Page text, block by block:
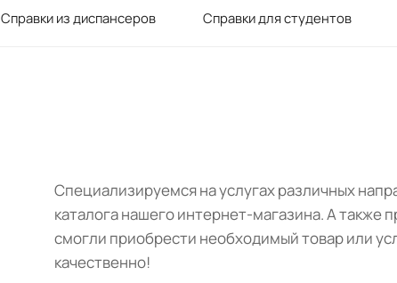
Справки из диспансеров Справки для студентов
Специализируемся на услугах различных
каталога нашего интернет-магазина. А также
смогли приобрести необходимый товар или
качественно!